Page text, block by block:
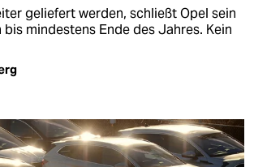
geliefert werden, schließt Opel sein
bis mindestens Ende des Jahres. Kein